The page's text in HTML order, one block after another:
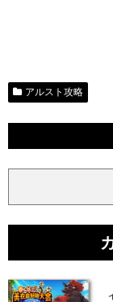
アルスト攻略